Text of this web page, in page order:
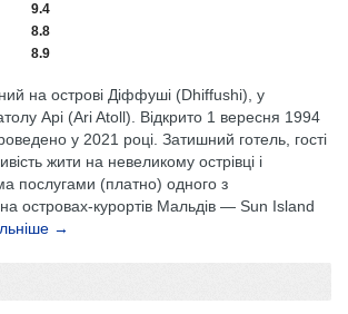
9.4
8.8
8.9
на острові Діффуші (Dhiffushi), у
Арі (Ari Atoll). Відкрито 1 вересня 1994
у 2021 році. Затишний готель, гості
жити на невеликому острівці і
послугами (платно) одного з
островах-курортів Мальдів — Sun Island
→